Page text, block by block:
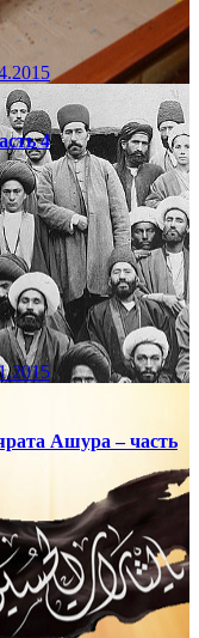
4
Ашура – часть